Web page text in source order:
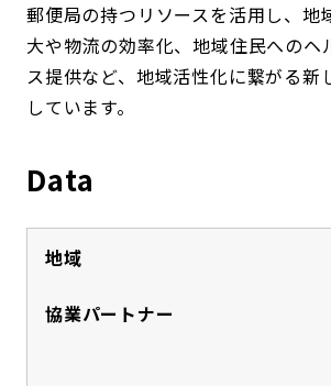
郵便局の持つリソースを活用し、地
大や物流の効率化、地域住民へのヘ
ス提供など、地域活性化に繋がる新
しています。
Data
地域
協業パートナー